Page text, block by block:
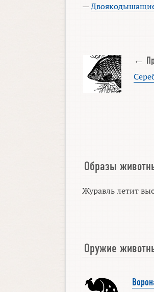
—
←
Образы
Журавль летит
Оружие